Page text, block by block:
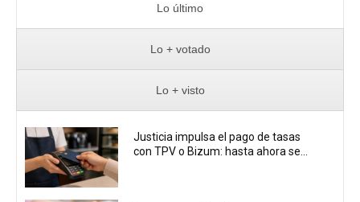
Lo último
Lo + votado
Lo + visto
Justicia impulsa el pago de tasas
con TPV o Bizum: hasta ahora se...